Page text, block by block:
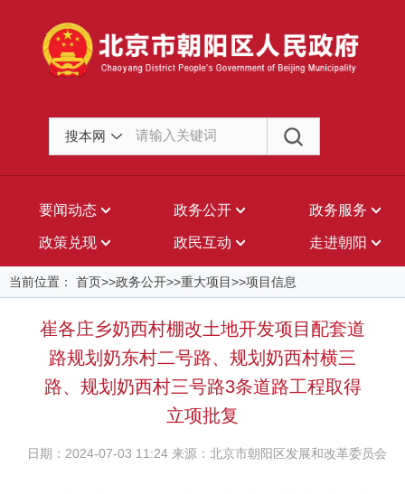
搜本网
要闻动态 政务公开 政务服务
政策兑现 政民互动 走进朝阳
当前位置： 首页>>政务公开>>重大项目>>项目信息
崔各庄乡奶西村棚改土地开发项目配套道
路规划奶东村二号路、规划奶西村横三
路、规划奶西村三号路3条道路工程取得
立项批复
日期：2024-07-03 11:24 来源：北京市朝阳区发展和改革委员会